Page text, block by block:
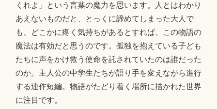
くれよ」という言葉の魔力を思います。人とはわかり
あえないものだと、とっくに諦めてしまった大人で
も、どこかに疼く気持ちがあるとすれば、この物語の
魔法は有効だと思うのです。孤独を抱えている子ども
たちに声をかけ救う使命を託されていたのは誰だった
のか。主人公の中学生たちが語り手を変えながら進行
する連作短編。物語がたどり着く場所に描かれた世界
に注目です。